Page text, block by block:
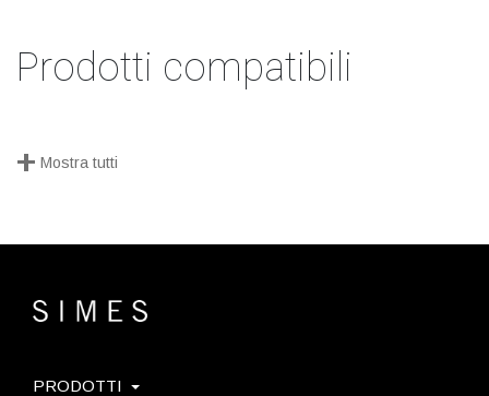
Prodotti compatibili
+ Mostra tutti
PRODOTTI